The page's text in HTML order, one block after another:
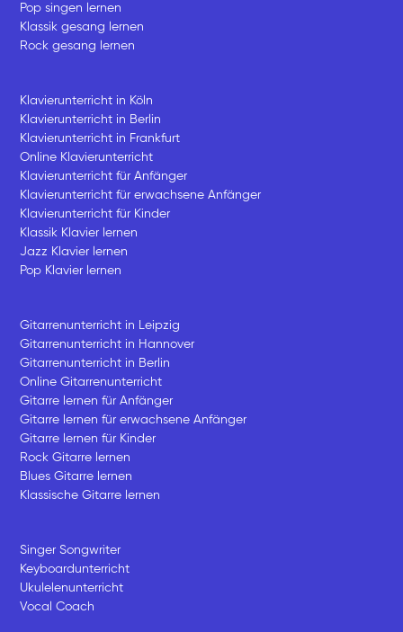
Pop singen lernen
Klassik gesang lernen
Rock gesang lernen
Klavierunterricht in Köln
Klavierunterricht in Berlin
Klavierunterricht in Frankfurt
Online Klavierunterricht
Klavierunterricht für Anfänger
Klavierunterricht für erwachsene Anfänger
Klavierunterricht für Kinder
Klassik Klavier lernen
Jazz Klavier lernen
Pop Klavier lernen
Gitarrenunterricht in Leipzig
Gitarrenunterricht in Hannover
Gitarrenunterricht in Berlin
Online Gitarrenunterricht
Gitarre lernen für Anfänger
Gitarre lernen für erwachsene Anfänger
Gitarre lernen für Kinder
Rock Gitarre lernen
Blues Gitarre lernen
Klassische Gitarre lernen
Singer Songwriter
Keyboardunterricht
Ukulelenunterricht
Vocal Coach